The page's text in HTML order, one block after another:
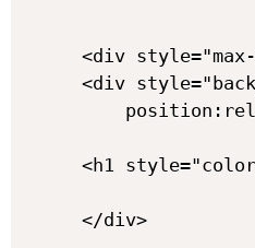
<div
<div
<h1
</div>